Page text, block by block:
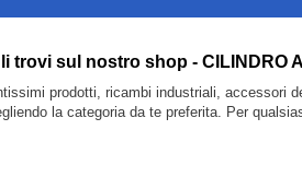
sul nostro shop - CILINDRO
prodotti, ricambi industriali,
la categoria da te preferita. Per